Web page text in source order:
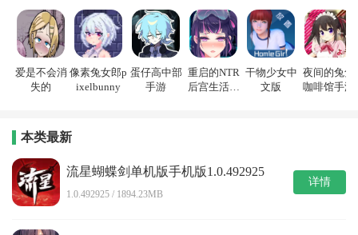
戏
版
爱是不会消
失的
像素兔女郎p
ixelbunny
蛋仔高中部
手游
重启的NTR
后宫生活游
干物少女中
文版
夜间的兔兔
咖啡馆手游
本类最新
流星蝴蝶剑单机版手机版1.0.492925
1.0.492925 / 1894.23MB
详情